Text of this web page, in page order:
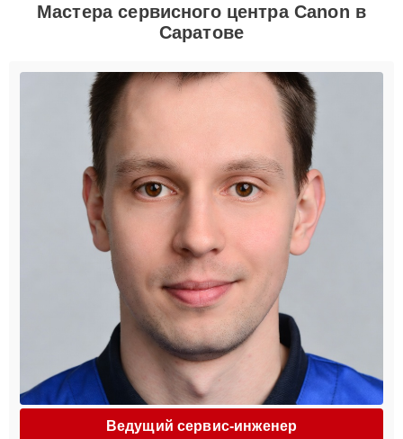
Мастера сервисного центра Canon в
Саратове
Ведущий сервис-инженер